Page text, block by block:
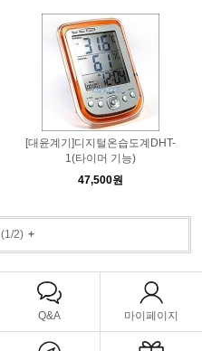
[대윤계기]디지털온습도계DHT-
1(타이머 기능)
47,500원
(1/2)+
Q&A 마이페이지